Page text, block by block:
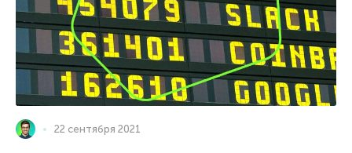
22 сентября 2021